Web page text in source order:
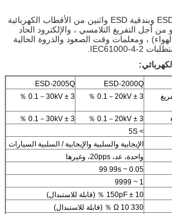
يتكون مولد ESD من مولد ESD وبندقية ESD واثنين من الأقطاب الكهربائية
من أجل التفريغ التلامسي ، والإلكترود الحاد
، ومعلمات وقت الصعود والذروة الحالية
ESD-2000Q
ESD-2005Q
0.1－20kV ± 3 ％
0.1－30kV ± 3 ％
0.1－20kV ± 3 ％
0.1－30kV ± 3 ％
> 5S
الإيجابية والسلبية والإيجابية / السلبية السيارات
واحدة، عد، 20pps، وغيرها
0.05 ~ 99.99s
1 ~ 9999
150pF ± 10 ％ (قابلة للاستبدال)
330 Ω 10 ％ (قابلة للاستبدال)